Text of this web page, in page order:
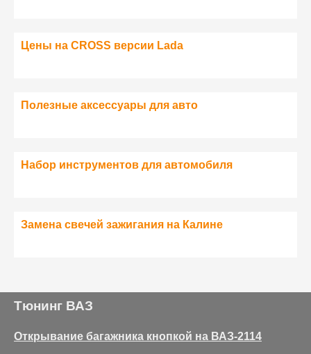
Цены на CROSS версии Lada
Полезные аксессуары для авто
Набор инструментов для автомобиля
Замена свечей зажигания на Калине
Тюнинг ВАЗ
Открывание багажника кнопкой на ВАЗ-2114